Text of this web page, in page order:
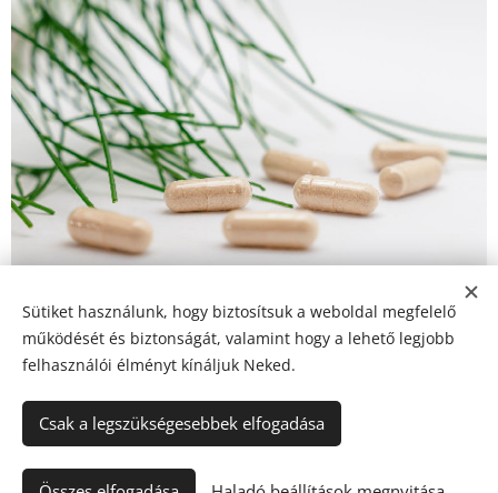
Share
© 2024 Minden jog fenntartva
Naturshopwebaruhaz.hu Sütik
Sütiket használunk, hogy biztosítsuk a weboldal megfelelő
működését és biztonságát, valamint hogy a lehető legjobb
felhasználói élményt kínáljuk Neked.
Csak a legszükségesebbek elfogadása